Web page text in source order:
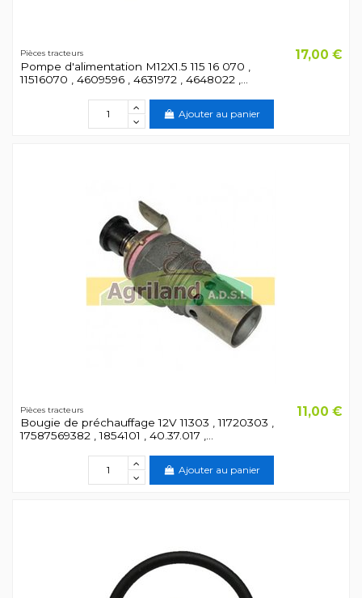
Pièces tracteurs
Pompe d'alimentation M12X1.5 115 16 070 ,
11516070 , 4609596 , 4631972 , 4648022 ,...
17,00 €
Ajouter au panier
Pièces tracteurs
Bougie de préchauffage 12V 11303 , 11720303 ,
17587569382 , 1854101 , 40.37.017 ,...
11,00 €
Ajouter au panier